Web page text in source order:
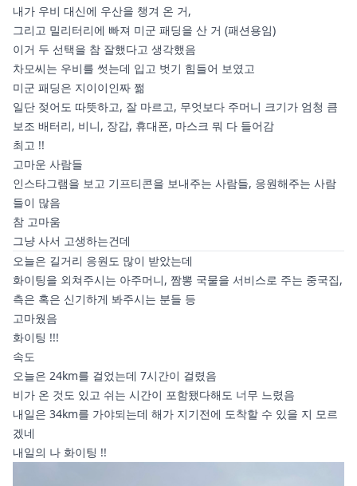
내가 우비 대신에 우산을 챙겨 온 거,
그리고 밀리터리에 빠져 미군 패딩을 산 거 (패션용임)
이거 두 선택을 참 잘했다고 생각했음
차모씨는 우비를 썻는데 입고 벗기 힘들어 보였고
미군 패딩은 지이이인짜 쩖
일단 젖어도 따뜻하고, 잘 마르고, 무엇보다 주머니 크기가 엄청 큼
보조 배터리, 비니, 장갑, 휴대폰, 마스크 뭐 다 들어감
최고 !!
고마운 사람들
인스타그램을 보고 기프티콘을 보내주는 사람들, 응원해주는 사람
들이 많음
참 고마움
그냥 사서 고생하는건데
오늘은 길거리 응원도 많이 받았는데
화이팅을 외쳐주시는 아주머니, 짬뽕 국물을 서비스로 주는 중국집,
측은 혹은 신기하게 봐주시는 분들 등
고마웠음
화이팅 !!!
속도
오늘은 24km를 걸었는데 7시간이 걸렸음
비가 온 것도 있고 쉬는 시간이 포함됐다해도 너무 느렸음
내일은 34km를 가야되는데 해가 지기전에 도착할 수 있을 지 모르
겠네
내일의 나 화이팅 !!